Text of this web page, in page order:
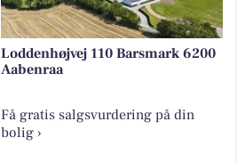
Loddenhøjvej 110 Barsmark 6200
Aabenraa
Få gratis salgsvurdering på din
bolig ›